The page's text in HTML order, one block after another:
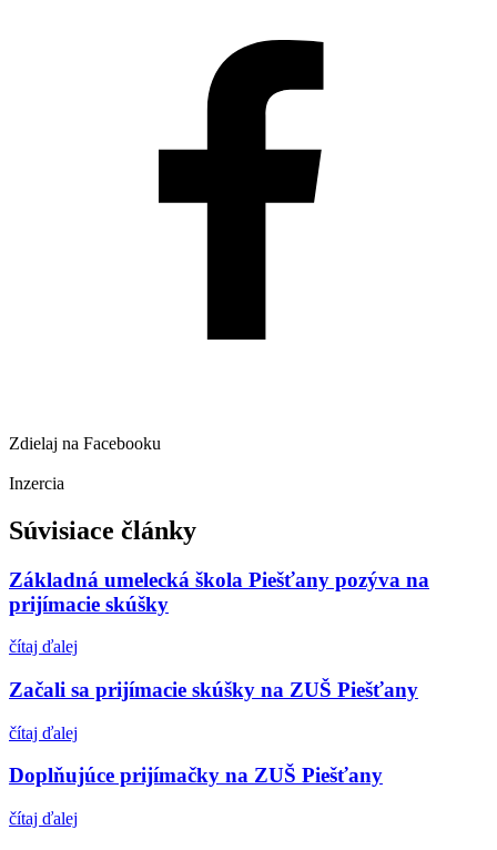
Zdielaj na Facebooku
Inzercia
Súvisiace články
Základná umelecká škola Piešťany pozýva na
prijímacie skúšky
čítaj ďalej
Začali sa prijímacie skúšky na ZUŠ Piešťany
čítaj ďalej
Doplňujúce prijímačky na ZUŠ Piešťany
čítaj ďalej